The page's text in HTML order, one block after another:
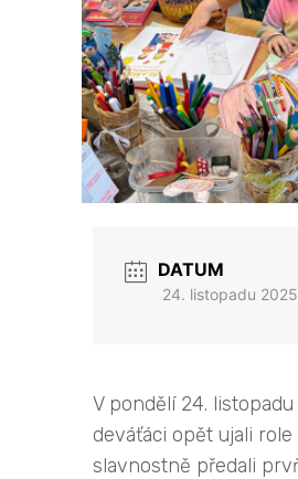
DATUM
24. listopadu 2025
V pondělí 24.
deváťáci opět ujali
slavnostně předali